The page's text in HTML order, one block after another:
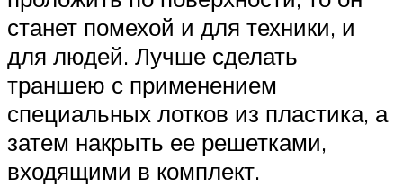
станет помехой и для техники, и
для людей. Лучше сделать
траншею с применением
специальных лотков из пластика, а
затем накрыть ее решетками,
входящими в комплект.